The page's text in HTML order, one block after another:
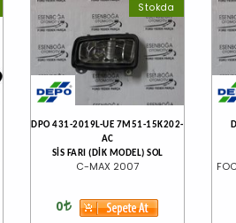
Stokda
DPO 431-2019L-UE 7M51-15K202-
AC
SİS FARI (DİK MODEL) SOL
C-MAX 2007
0